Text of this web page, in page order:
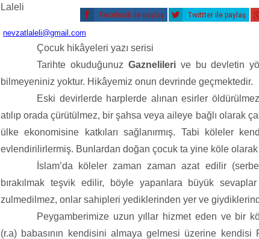
Facebook ile paylaş Twittter ile paylaş
Laleli
nevzatlaleli@gmail.com
Çocuk hikâyeleri yazı serisi
Tarihte okuduğunuz Gaznelilerive bu devletin
bilmeyeniniz yoktur. Hikâyemiz onun devrinde geçmektedir.
Eski devirlerde harplerde alınan esirler
atılıp orada çürütülmez, bir şahsa veya aileye bağlı olarak
ülke ekonomisine katkıları sağlanırmış. Tabi köleler
evlendirilirlermiş. Bunlardan doğan çocuk ta yine köle olarak
İslam’da köleler zaman zaman azat edilir
bırakılmak teşvik edilir, böyle yapanlara büyük
zulmedilmez, onlar sahipleri yediklerinden yer ve
Peygamberimize uzun yıllar hizmet eden ve bir
(r.a) babasının kendisini almaya gelmesi üzerine kendisi